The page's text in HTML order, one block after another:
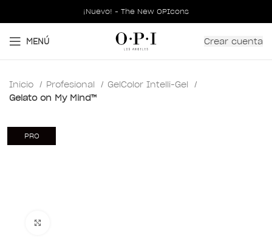
¡Nuevo! - The New OPIcons
MENÚ Crear cuenta
Inicio Profesional
GelColor Intelli-Gel
Gelato on My Mind™
PRO